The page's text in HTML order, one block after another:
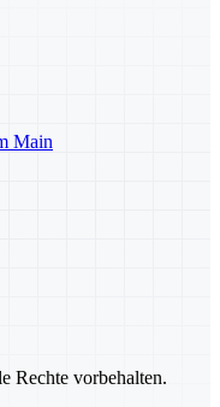
Main
Rechte vorbehalten.